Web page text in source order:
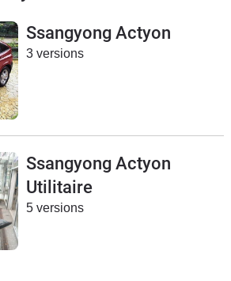
Ssangyong Actyon
3 versions
Ssangyong Actyon
Utilitaire
5 versions